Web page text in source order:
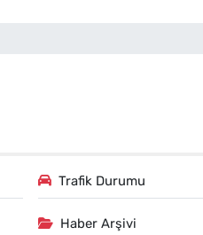
Trafik Durumu
Haber Arşivi